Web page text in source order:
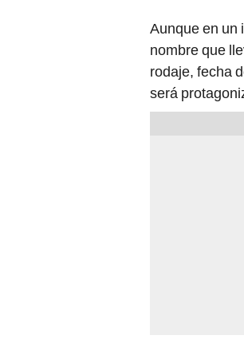
Aunque en un
nombre que
rodaje, fecha
será